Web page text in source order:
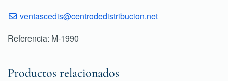
ventascedis@centrodedistribucion.net
Referencia: M-1990
Productos relacionados